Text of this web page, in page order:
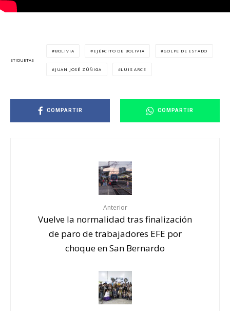
ETIQUETAS
BOLIVIA EJÉRCITO DE BOLIVIA GOLPE DE ESTADO
JUAN JOSÉ ZÚÑIGA LUIS ARCE
COMPARTIR COMPARTIR
Anterior
Vuelve la normalidad tras finalización
de paro de trabajadores EFE por
choque en San Bernardo